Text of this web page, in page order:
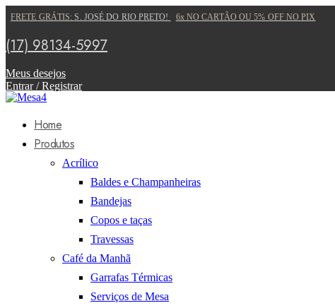
FRETE GRÁTIS:S. JOSÉ DO RIO PRETO! 6x NO CARTÃO OU 5% OFF NO PIX
(17) 98134-5997
Meus desejos
Entrar / Registrar
Home
Produtos
Acrílico
Baldes e Champanheiras
Bandejas
Copos e taças
Travessas
Café da Manhã
Garrafas Térmicas
Serviços de Mesa